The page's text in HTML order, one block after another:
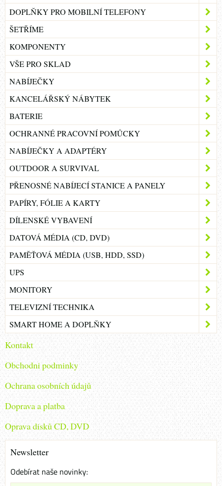
DOPLŇKY PRO MOBILNÍ TELEFONY
ŠETŘÍME
KOMPONENTY
VŠE PRO SKLAD
NABÍJEČKY
KANCELÁŘSKÝ NÁBYTEK
BATERIE
OCHRANNÉ PRACOVNÍ POMŮCKY
NABÍJEČKY A ADAPTÉRY
OUTDOOR A SURVIVAL
PŘENOSNÉ NABÍJECÍ STANICE A PANELY
PAPÍRY, FÓLIE A KARTY
DÍLENSKÉ VYBAVENÍ
DATOVÁ MÉDIA (CD, DVD)
PAMĚŤOVÁ MÉDIA (USB, HDD, SSD)
UPS
MONITORY
TELEVIZNÍ TECHNIKA
SMART HOME A DOPLŇKY
Kontakt
Obchodni podminky
Ochrana osobních údajů
Doprava a platba
Oprava disků CD, DVD
Newsletter
Odebírat naše novinky: